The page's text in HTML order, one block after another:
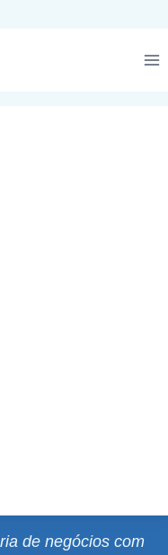
de negócios com